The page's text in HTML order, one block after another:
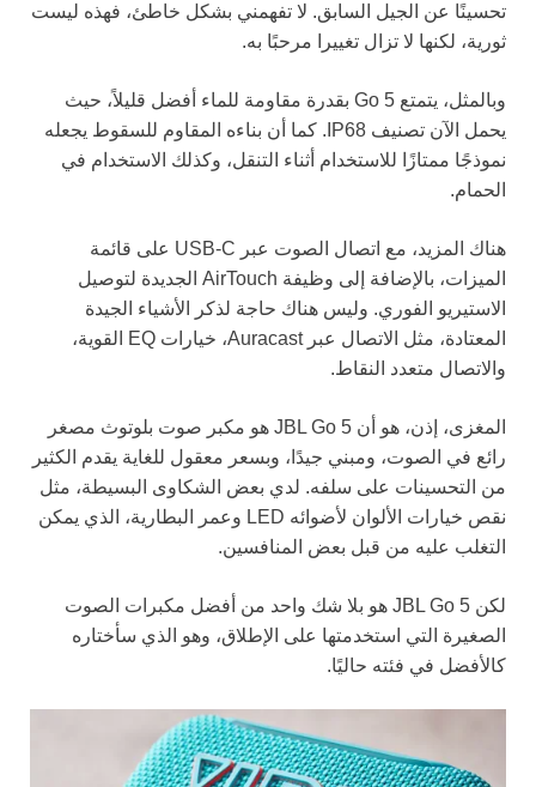
تحسينًا عن الجيل السابق. لا تفهمني بشكل خاطئ، فهذه ليست
ثورية، لكنها لا تزال تغييرا مرحبًا به.
وبالمثل، يتمتع Go 5 بقدرة مقاومة للماء أفضل قليلاً، حيث
يحمل الآن تصنيف IP68. كما أن بناءه المقاوم للسقوط يجعله
نموذجًا ممتازًا للاستخدام أثناء التنقل، وكذلك الاستخدام في
الحمام.
هناك المزيد، مع اتصال الصوت عبر USB-C على قائمة
الميزات، بالإضافة إلى وظيفة AirTouch الجديدة لتوصيل
الاستيريو الفوري. وليس هناك حاجة لذكر الأشياء الجيدة
المعتادة، مثل الاتصال عبر Auracast، خيارات EQ القوية،
والاتصال متعدد النقاط.
المغزى، إذن، هو أن JBL Go 5 هو مكبر صوت بلوتوث مصغر
رائع في الصوت، ومبني جيدًا، وبسعر معقول للغاية يقدم الكثير
من التحسينات على سلفه. لدي بعض الشكاوى البسيطة، مثل
نقص خيارات الألوان لأضوائه LED وعمر البطارية، الذي يمكن
التغلب عليه من قبل بعض المنافسين.
لكن JBL Go 5 هو بلا شك واحد من أفضل مكبرات الصوت
الصغيرة التي استخدمتها على الإطلاق، وهو الذي سأختاره
كالأفضل في فئته حاليًا.